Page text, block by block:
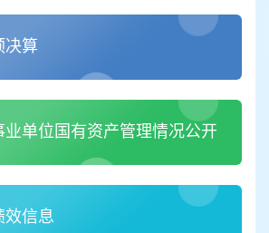
决算
业单位国有资产管理情况公开
效信息